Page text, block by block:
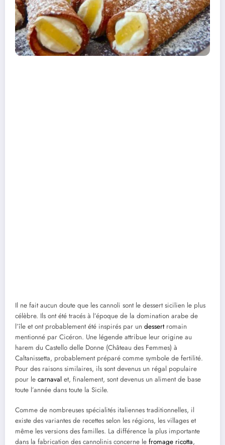
Il ne fait aucun doute que les cannoli sont le dessert sicilien le plus
célèbre. Ils ont été tracés à l’époque de la domination arabe de
l’île et ont probablement été inspirés par un dessertromain
mentionné par Cicéron. Une légende attribue leur origine au
harem du Castello delle Donne (Château des Femmes) à
Caltanissetta, probablement préparé comme symbole de fertilité.
Pour des raisons similaires, ils sont devenus un régal populaire
pour le carnaval et, finalement, sont devenus un aliment de base
toute l’année dans toute la Sicile.
Comme de nombreuses spécialités italiennes traditionnelles, il
existe des variantes de recettes selon les régions, les villages et
même les versions des familles. La différence la plus importante
dans la fabrication des cannolinis concerne le fromage ricotta,